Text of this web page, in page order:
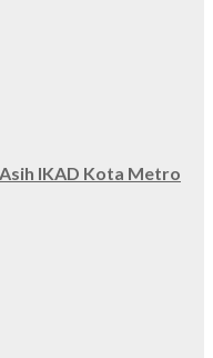
IKAD Kota Metro